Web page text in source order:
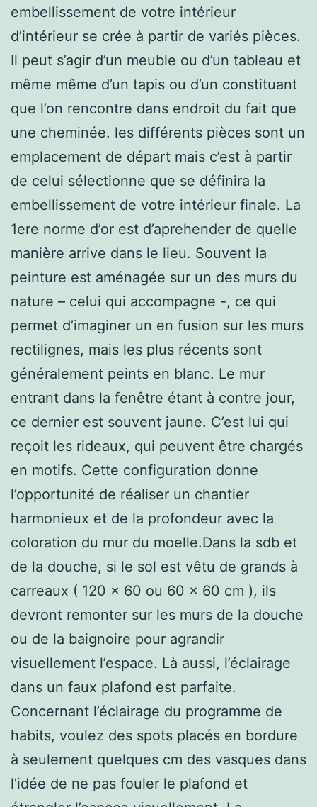
embellissement de votre intérieur
d’intérieur se crée à partir de variés pièces.
Il peut s’agir d’un meuble ou d’un tableau et
même même d’un tapis ou d’un constituant
que l’on rencontre dans endroit du fait que
une cheminée. les différents pièces sont un
emplacement de départ mais c’est à partir
de celui sélectionne que se définira la
embellissement de votre intérieur finale. La
1ere norme d’or est d’aprehender de quelle
manière arrive dans le lieu. Souvent la
peinture est aménagée sur un des murs du
nature – celui qui accompagne -, ce qui
permet d’imaginer un en fusion sur les murs
rectilignes, mais les plus récents sont
généralement peints en blanc. Le mur
entrant dans la fenêtre étant à contre jour,
ce dernier est souvent jaune. C’est lui qui
reçoit les rideaux, qui peuvent être chargés
en motifs. Cette configuration donne
l’opportunité de réaliser un chantier
harmonieux et de la profondeur avec la
coloration du mur du moelle.Dans la sdb et
de la douche, si le sol est vêtu de grands à
carreaux ( 120 x 60 ou 60 x 60 cm ), ils
devront remonter sur les murs de la douche
ou de la baignoire pour agrandir
visuellement l’espace. Là aussi, l’éclairage
dans un faux plafond est parfaite.
Concernant l’éclairage du programme de
habits, voulez des spots placés en bordure
à seulement quelques cm des vasques dans
l’idée de ne pas fouler le plafond et